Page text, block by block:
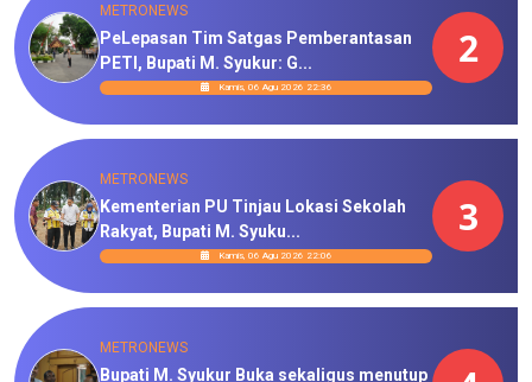
METRONEWS
PeLepasan Tim Satgas Pemberantasan
PETI, Bupati M. Syukur: G...
Kamis, 06 Agu 2026 22:36
2
METRONEWS
Kementerian PU Tinjau Lokasi Sekolah
Rakyat, Bupati M. Syuku...
Kamis, 06 Agu 2026 22:06
3
METRONEWS
Bupati M. Syukur Buka sekaligus menutup